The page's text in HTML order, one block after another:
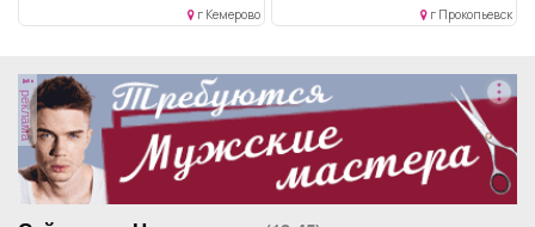
г Кемерово
инструкции.. Полный...г Прокопьевск
реклама